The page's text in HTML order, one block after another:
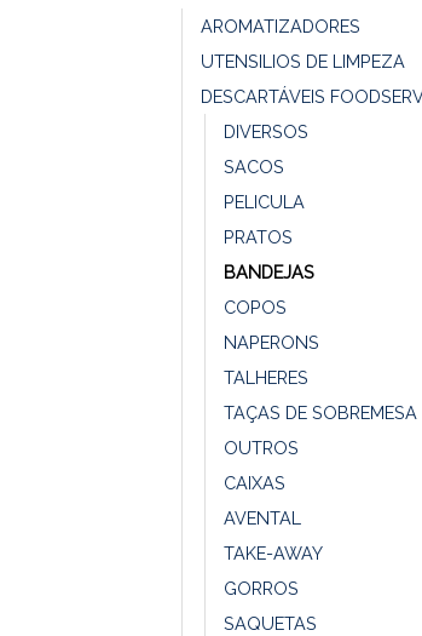
AROMATIZADORES
UTENSILIOS DE LIMPEZA
DESCARTÁVEIS
DIVERSOS
SACOS
PELICULA
PRATOS
BANDEJAS
COPOS
NAPERONS
TALHERES
TAÇAS DE SOBREMESA
OUTROS
CAIXAS
AVENTAL
TAKE-AWAY
GORROS
SAQUETAS